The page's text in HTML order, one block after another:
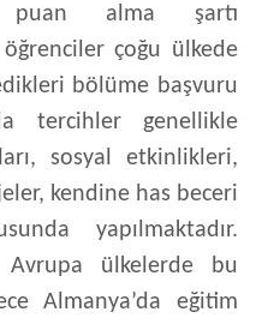
puan alma şartı
çoğu ülkede
bölüme başvuru
tercihler genellikle
sosyal etkinlikleri,
kendine has beceri
yapılmaktadır.
ülkelerde bu
Almanya’da eğitim